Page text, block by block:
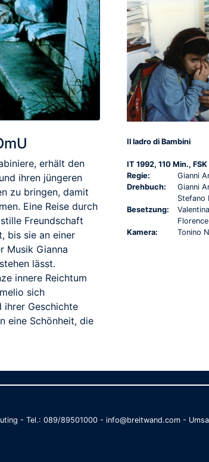
erhält den
ihren jüngeren
zu bringen, damit
Eine Reise durch
Freundschaft
bis sie an einer
Musik Gianna
lässt.
innere Reichtum
sich
ihrer Geschichte
eine Schönheit, die
Il ladro di Bambini
IT 1992, 110 Min.,
Regie:
Gianni
Drehbuch:
Gianni
Stefano
Besetzung:
Kamera:
Tonino
- Tel.: 089/89501000 - info@breitwand.com -